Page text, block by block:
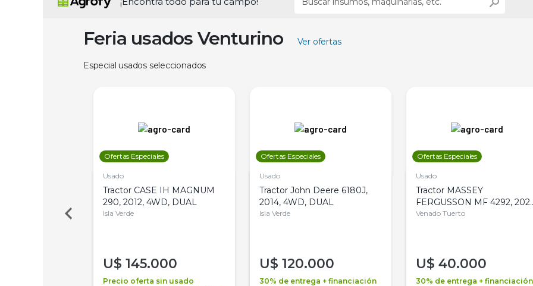
Feria usados Venturino Ver ofertas
Especial usados seleccionados
Ofertas Especiales
Usado
Tractor CASE IH MAGNUM
290, 2012, 4WD, DUAL
Isla Verde
U$ 145.000
Precio oferta sin usado
Ofertas Especiales
Usado
Tractor John Deere 6180J,
2014, 4WD, DUAL
Isla Verde
U$ 120.000
30% de entrega + financiación
Ofertas Especiales
Usado
Tractor MASSEY
FERGUSSON MF 4292,
4WD, PATON
Venado Tuerto
U$ 40.000
30% de entrega + financiación